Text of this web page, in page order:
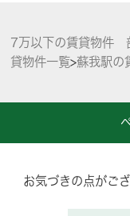
7万以下の賃貸物件
貸物件一覧>蘇我駅の
お気づきの点がご